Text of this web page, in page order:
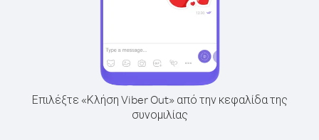
Επιλέξτε «Κλήση Viber Out» από την κεφαλίδα της
συνομιλίας